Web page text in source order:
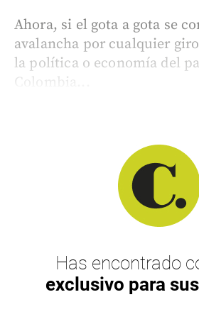
Ahora, si el gota a gota se
avalancha por cualquier
la política o economía del
Colombia...
Has encontrado
exclusivo para